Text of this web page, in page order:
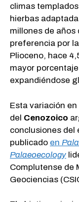
climas
hierbas
millones de años
preferencia por
Plioceno, hace
mayor
expandiéndose
Esta variación
del Cenozoico
conclusiones del
publicado en
Palaeoecology
Complutense de
Geociencias